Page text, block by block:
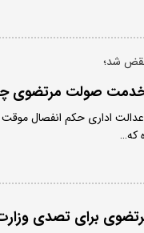
شد؛
خدمت صولت
عدالت اداری حکم انفصال
که…
برای تصدی